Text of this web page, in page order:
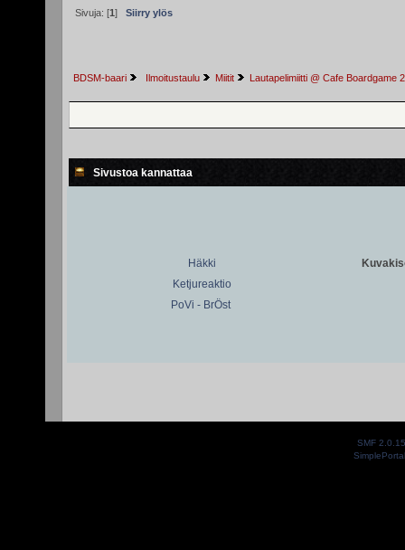
Sivuja: [1 ] Siirry ylös
BDSM-baari Ilmoitustaulu Miitit Lautapelimiitti @ Cafe Boardgame
Sivustoa kannattaa
Häkki
Ketjureaktio
PoVi - BrÖst
SMF 2.0.15